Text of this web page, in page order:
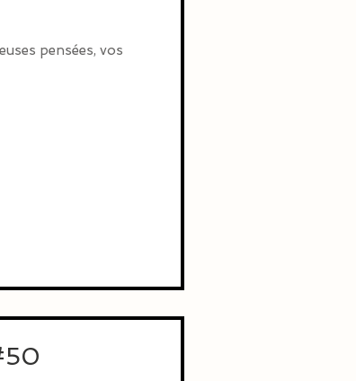
pensées, vos